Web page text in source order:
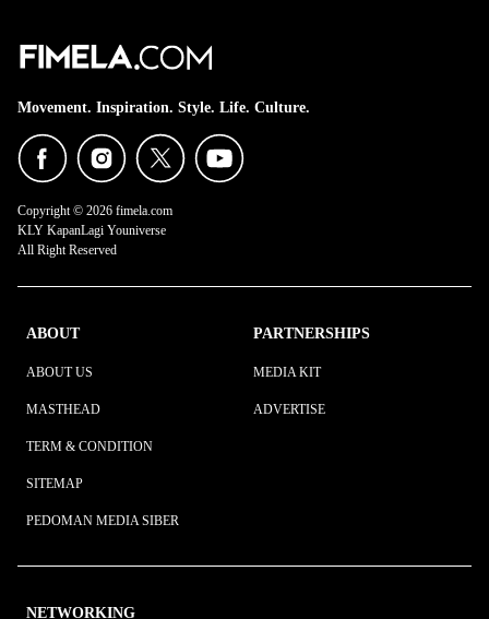
Movement. Inspiration. Style. Life. Culture.
Copyright © 2026 fimela.com
KLY KapanLagi Youniverse
All Right Reserved
ABOUT
ABOUT US
MASTHEAD
TERM & CONDITION
SITEMAP
PEDOMAN MEDIA SIBER
PARTNERSHIPS
MEDIA KIT
ADVERTISE
NETWORKING